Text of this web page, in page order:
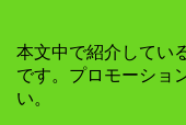
本文中で紹介してい
です。プロモーショ
い。